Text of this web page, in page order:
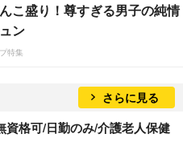
こ盛り！尊すぎる男子の純情
ン
特集
さらに見る
資格可/日勤のみ/介護老人保健